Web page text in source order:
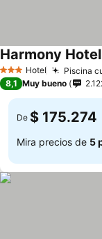
3 Estrellas
Hotel Piscina
Harmony
8,1 Muy bueno
De $ 175.274
Mira precios de 5